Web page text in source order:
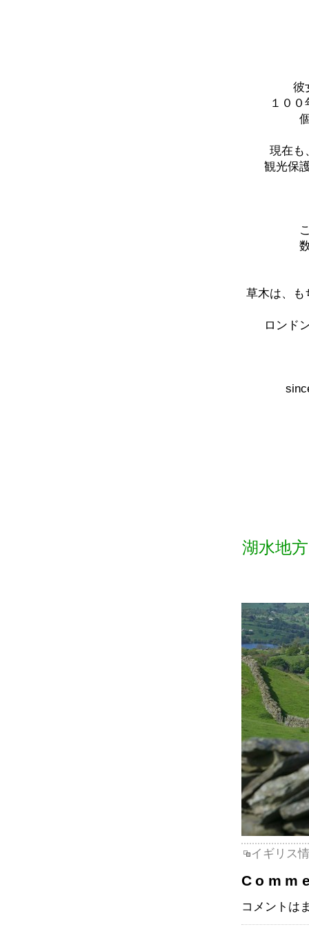
彼
１０
現在
観光保
数
草木は、も
ロンド
since
湖水地
イギリス
コメントは